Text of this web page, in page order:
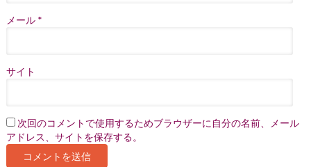
メール *
サイト
次回のコメントで使用するためブラウザーに自分の名前、メール
アドレス、サイトを保存する。